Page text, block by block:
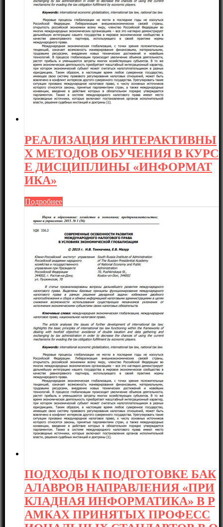
РЕАЛИЗАЦИЯ ИНТЕРАКТИВНЫ
Х МЕТОДОВ ОБУЧЕНИЯ В КУРС
Е ДИСЦИПЛИНЫ «ИНФОРМАТ
ИКА»
Подробнее
ПОДХОДЫ К ПОДГОТОВКЕ БАК
АЛАВРОВ НАПРАВЛЕНИЯ «ПРИ
КЛАДНАЯ ИНФОРМАТИКА» В Р
АМКАХ ПРИНЯТЫХ ПРОФЕСС